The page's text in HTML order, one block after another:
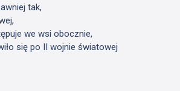
tak,
we wsi obocznie,
się po II wojnie światowej